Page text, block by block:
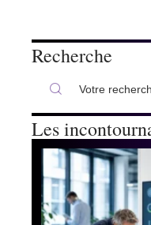
Recherche
Les